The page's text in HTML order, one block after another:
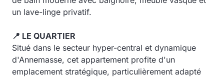
un lave-linge privatif.
📍 LE QUARTIER
Situé dans le secteur hyper-central et dynamique
d'Annemasse, cet appartement profite d'un
emplacement stratégique, particulièrement adapté